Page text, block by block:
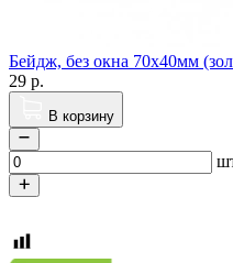
Бейдж, без окна 70х40мм
29 р.
В корзину